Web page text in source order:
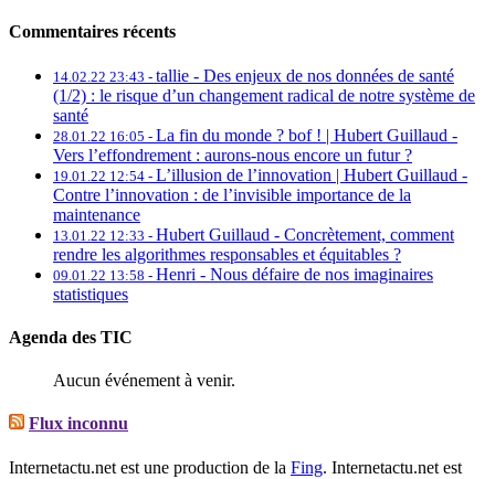
Commentaires récents
14.02.22 23:43 - tallie - Des enjeux de nos données de santé
(1/2) : le risque d’un changement radical de notre système de
santé
28.01.22 16:05 - La fin du monde ? bof ! | Hubert Guillaud -
Vers l’effondrement : aurons-nous encore un futur ?
19.01.22 12:54 - L’illusion de l’innovation | Hubert Guillaud -
Contre l’innovation : de l’invisible importance de la
maintenance
13.01.22 12:33 - Hubert Guillaud - Concrètement, comment
rendre les algorithmes responsables et équitables ?
09.01.22 13:58 - Henri - Nous défaire de nos imaginaires
statistiques
Agenda des TIC
Aucun événement à venir.
Flux inconnu
Internetactu.net est une production de la Fing. Internetactu.net est